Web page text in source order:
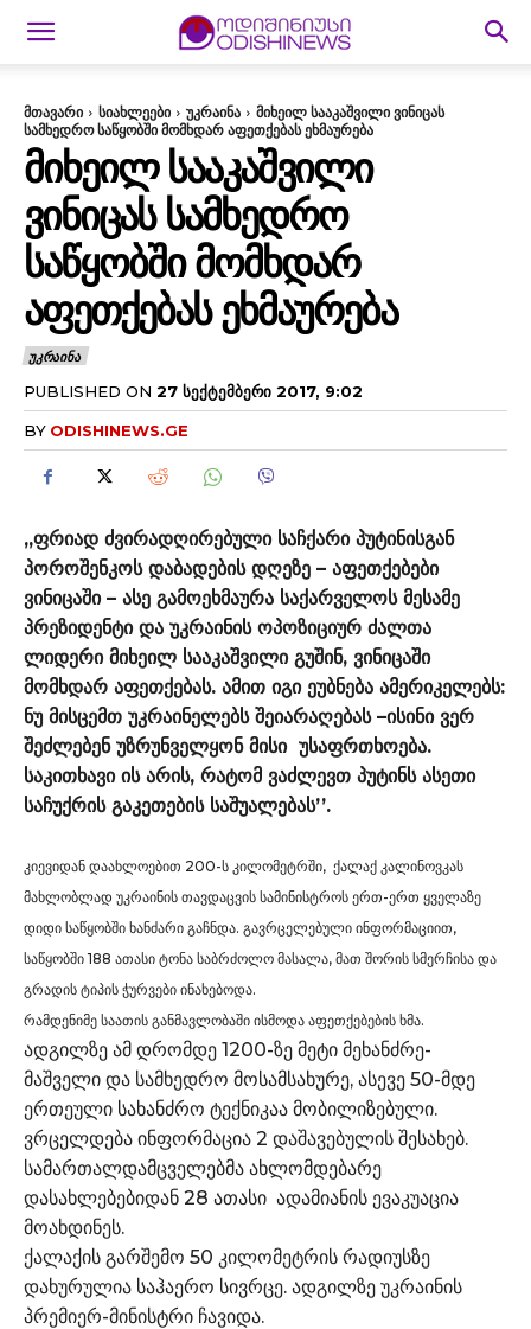
მთავარი სიახლეები უკრაინა
მიხეილ სააკაშვილი ვინიცას
სამხედრო საწყობში მომხდარ აფეთქებას ეხმაურება
ᲛᲘᲮᲔᲘᲚ ᲡᲐᲐᲙᲐᲨᲕᲘᲚᲘ
ᲕᲘᲜᲘᲪᲐᲡ ᲡᲐᲛᲮᲔᲓᲠᲝ
ᲡᲐᲬᲧᲝᲑᲨᲘ ᲛᲝᲛᲮᲓᲐᲠ
ᲐᲤᲔᲗᲥᲔᲑᲐᲡ ᲔᲮᲛᲐᲣᲠᲔᲑᲐ
ᲣᲙᲠᲐᲘᲜᲐ
PUBLISHED ON 27 ᲡᲔᲥᲢᲔᲛᲑᲔᲠᲘ 2017, 9:02
BY ODISHINEWS.GE
,,ფრიად ძვირადღირებული საჩქარი პუტინისგან
პოროშენკოს დაბადების დღეზე – აფეთქებები
ვინიცაში – ასე გამოეხმაურა საქარველოს მესამე
პრეზიდენტი და უკრაინის ოპოზიციურ ძალთა
ლიდერი მიხეილ სააკაშვილი გუშინ, ვინიცაში
მომხდარ აფეთქებას. ამით იგი ეუბნება ამერიკელებს:
ნუ მისცემთ უკრაინელებს შეიარაღებას –ისინი ვერ
შეძლებენ უზრუნველყონ მისი უსაფრთხოება.
საკითხავი ის არის, რატომ ვაძლევთ პუტინს ასეთი
საჩუქრის გაკეთების საშუალებას’’.
კიევიდან დაახლოებით 200-ს კილომეტრში, ქალაქ კალინოვკას
მახლობლად უკრაინის თავდაცვის სამინისტროს ერთ-ერთ ყველაზე
დიდი საწყობში ხანძარი გაჩნდა. გავრცელებული ინფორმაციით,
საწყობში 188 ათასი ტონა საბრძოლო მასალა, მათ შორის სმერჩისა და
გრადის ტიპის ჭურვები ინახებოდა.
რამდენიმე საათის განმავლობაში ისმოდა აფეთქებების ხმა.
ადგილზე ამ დრომდე 1200-ზე მეტი მეხანძრე-
მაშველი და სამხედრო მოსამსახურე, ასევე 50-მდე
ერთეული სახანძრო ტექნიკაა მობილიზებული.
ვრცელდება ინფორმაცია 2 დაშავებულის შესახებ.
სამართალდამცველებმა ახლომდებარე
დასახლებებიდან 28 ათასი ადამიანის ევაკუაცია
მოახდინეს.
ქალაქის გარშემო 50 კილომეტრის რადიუსზე
დახურულია საჰაერო სივრცე. ადგილზე უკრაინის
პრემიერ-მინისტრი ჩავიდა.